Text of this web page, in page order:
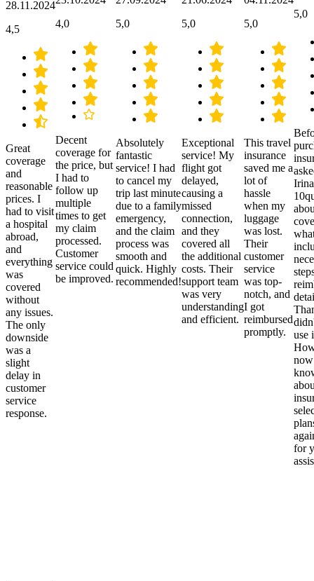
28.11.2024
4,5
Great
coverage
and
reasonable
prices. I
had to visit
a hospital
abroad,
and
everything
was
covered
without
any issues.
The only
downside
was a
slight
delay in
customer
service
response.
4,0
Decent
coverage for
the price, but
I had to
follow up
multiple
times to get
my claim
processed.
Customer
service could
be improved.
5,0
Absolutely
fantastic
service! I had
to cancel my
trip last minute
due to a family
emergency,
and the claim
process was
smooth and
quick. Highly
recommended!
5,0
Exceptional
service! My
flight got
delayed,
causing a
missed
connection,
and they
covered all
the additional
costs. Their
support team
was very
understanding
and efficient.
5,0
This travel
insurance
saved me a
lot of
hassle
when my
luggage
was lost.
Their
customer
service
was top-
notch, and
I got
reimbursed
promptly.
5,0
use
for